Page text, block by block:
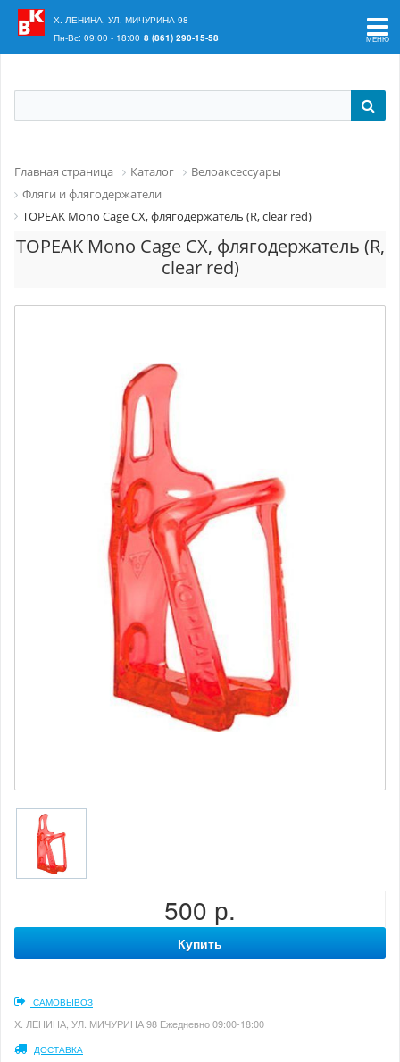
Ваш регион:
Х. ЛЕНИНА, УЛ. МИЧУРИНА 98
Пн-Вс: 09:00 - 18:00 8 (861) 290-15-58
Главная страница Каталог
Велоаксессуары
Фляги и флягодержатели
TOPEAK Mono Cage CX, флягодержатель (R, clear red)
TOPEAK Mono Cage CX, флягодержатель (R,
clear red)
500 р.
Купить
САМОВЫВОЗ
Х. ЛЕНИНА, УЛ. МИЧУРИНА 98 Ежедневно 09:00-18:00
ДОСТАВКА